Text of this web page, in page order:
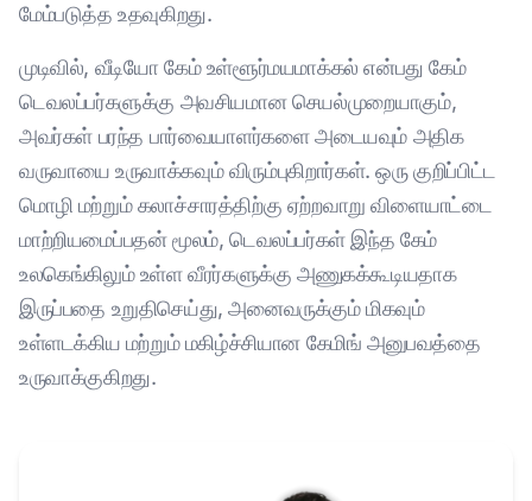
மேம்படுத்த உதவுகிறது.
முடிவில், வீடியோ கேம் உள்ளூர்மயமாக்கல் என்பது கேம்
டெவலப்பர்களுக்கு அவசியமான செயல்முறையாகும்,
அவர்கள் பரந்த பார்வையாளர்களை அடையவும் அதிக
வருவாயை உருவாக்கவும் விரும்புகிறார்கள். ஒரு குறிப்பிட்ட
மொழி மற்றும் கலாச்சாரத்திற்கு ஏற்றவாறு விளையாட்டை
மாற்றியமைப்பதன் மூலம், டெவலப்பர்கள் இந்த கேம்
உலகெங்கிலும் உள்ள வீரர்களுக்கு அணுகக்கூடியதாக
இருப்பதை உறுதிசெய்து, அனைவருக்கும் மிகவும்
உள்ளடக்கிய மற்றும் மகிழ்ச்சியான கேமிங் அனுபவத்தை
உருவாக்குகிறது.